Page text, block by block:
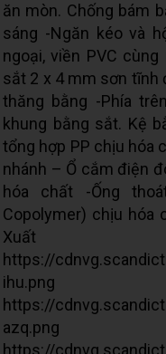
ăn mòn. Chống bám
sáng -Ngăn kéo và
ngoại, viền PVC
sắt 2 x 4 mm sơn tĩnh
thăng bằng -Phía
khung bằng sắt. Kệ
tổng hợp PP chịu hóa
nhánh – Ổ cắm điện
hóa chất -Ống
Copolymer) chịu hóa
Xuất
https://
ihu.png
https://
azq.png
https://